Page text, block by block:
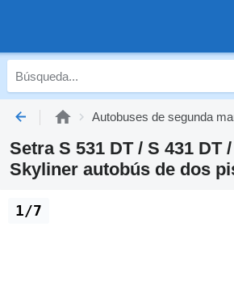
Autobuses de segunda
Setra S 531 DT / S 431 DT
Skyliner autobús de dos
1/7